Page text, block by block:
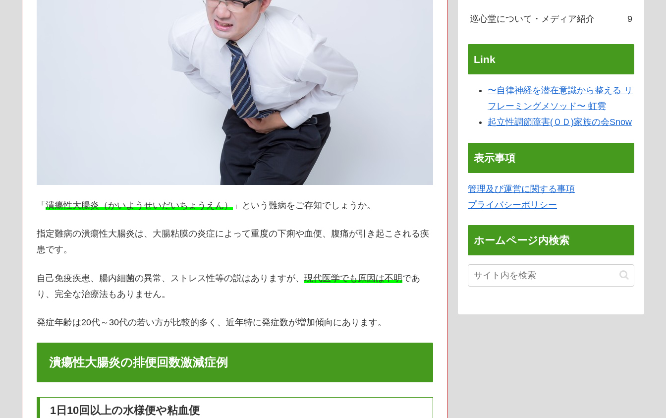
「 潰瘍性大腸炎（かいようせいだいちょうえん） 」という難病をご存知でしょうか。
指定難病の潰瘍性大腸炎は、大腸粘膜の炎症によって重度の下痢や血便、腹痛が引き起こされる疾
患です。
自己免疫疾患、腸内細菌の異常、ストレス性等の説はありますが、 現代医学でも原因は不明であ
り、完全な治療法もありません。
発症年齢は20代～30代の若い方が比較的多く、近年特に発症数が増加傾向にあります。
潰瘍性大腸炎の排便回数激減症例
1日10回以上の水様便や粘血便
巡心堂について・メディア紹介 9
Link
〜自律神経を潜在意識から整える リ
フレーミングメソッド〜 虹雲
起立性調節障害(ＯＤ)家族の会Snow
表示事項
管理及び運営に関する事項
プライバシーポリシー
ホームページ内検索